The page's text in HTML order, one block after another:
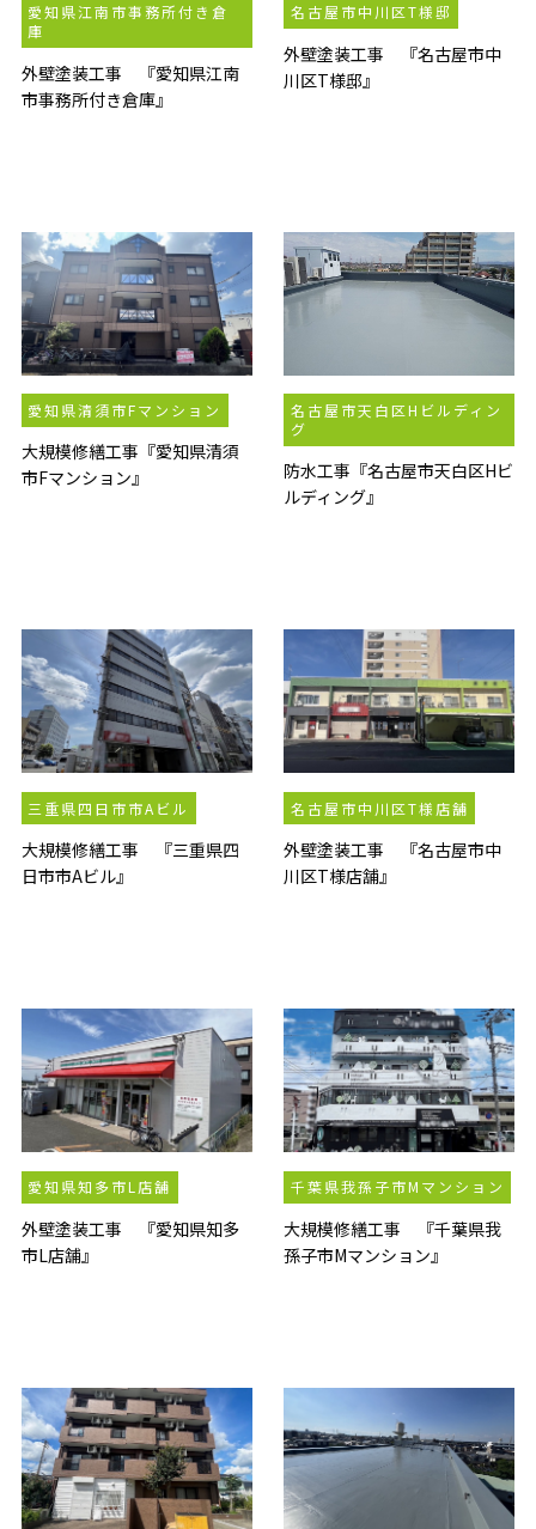
愛知県江南市事務所付き倉
庫
外壁塗装工事 『愛知県江南
市事務所付き倉庫』
名古屋市中川区T様邸
外壁塗装工事 『名古屋市中
川区T様邸』
愛知県清須市Fマンション
大規模修繕工事『愛知県清須
市Fマンション』
名古屋市天白区Hビルディン
グ
防水工事『名古屋市天白区Hビ
ルディング』
三重県四日市市Aビル
大規模修繕工事 『三重県四
日市市Aビル』
名古屋市中川区T様店舗
外壁塗装工事 『名古屋市中
川区T様店舗』
愛知県知多市L店舗
外壁塗装工事 『愛知県知多
市L店舗』
千葉県我孫子市Mマンション
大規模修繕工事 『千葉県我
孫子市Mマンション』